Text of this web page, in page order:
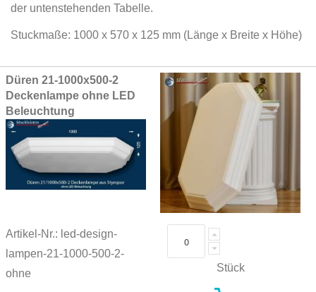
der untenstehenden Tabelle.
Stuckmaße: 1000 x 570 x 125 mm (Länge x Breite x Höhe)
Grouped
product
items
Düren 21-1000x500-2
Deckenlampe ohne LED
Beleuchtung
Artikel-Nr.: led-design-
lampen-21-1000-500-2-
ohne
Stück